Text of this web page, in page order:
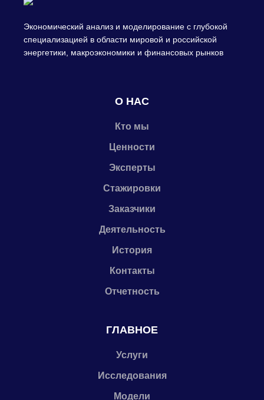
Экономический анализ и моделирование с глубокой
специализацией в области мировой и российской
энергетики, макроэкономики и финансовых рынков
О НАС
Кто мы
Ценности
Эксперты
Стажировки
Заказчики
Деятельность
История
Контакты
Отчетность
ГЛАВНОЕ
Услуги
Исследования
Модели